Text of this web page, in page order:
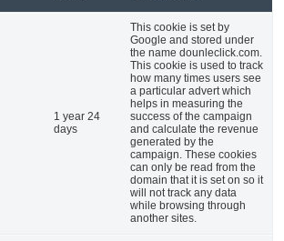
1 year 24
days
This cookie is set by
Google and stored under
the name dounleclick.com.
This cookie is used to track
how many times users see
a particular advert which
helps in measuring the
success of the campaign
and calculate the revenue
generated by the
campaign. These cookies
can only be read from the
domain that it is set on so it
will not track any data
while browsing through
another sites.